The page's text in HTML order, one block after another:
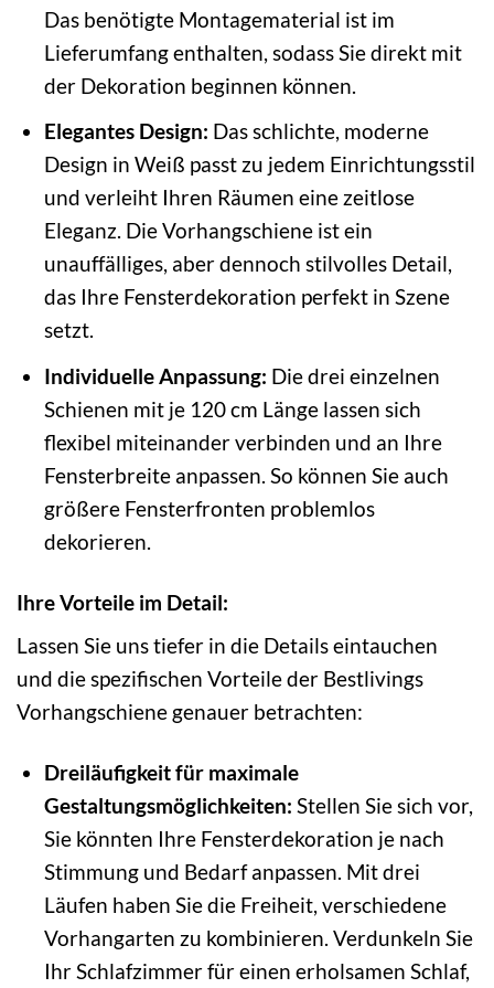
Das benötigte Montagematerial ist im
Lieferumfang enthalten, sodass Sie direkt mit
der Dekoration beginnen können.
Elegantes Design: Das schlichte, moderne
Design in Weiß passt zu jedem Einrichtungsstil
und verleiht Ihren Räumen eine zeitlose
Eleganz. Die Vorhangschiene ist ein
unauffälliges, aber dennoch stilvolles Detail,
das Ihre Fensterdekoration perfekt in Szene
setzt.
Individuelle Anpassung: Die drei einzelnen
Schienen mit je 120 cm Länge lassen sich
flexibel miteinander verbinden und an Ihre
Fensterbreite anpassen. So können Sie auch
größere Fensterfronten problemlos
dekorieren.
Ihre Vorteile im Detail:
Lassen Sie uns tiefer in die Details eintauchen
und die spezifischen Vorteile der Bestlivings
Vorhangschiene genauer betrachten:
Dreiläufigkeit für maximale
Gestaltungsmöglichkeiten: Stellen Sie sich vor,
Sie könnten Ihre Fensterdekoration je nach
Stimmung und Bedarf anpassen. Mit drei
Läufen haben Sie die Freiheit, verschiedene
Vorhangarten zu kombinieren. Verdunkeln Sie
Ihr Schlafzimmer für einen erholsamen Schlaf,